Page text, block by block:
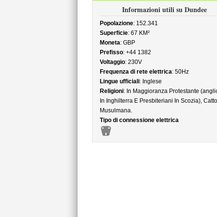
Informazioni utili su Dundee
Popolazione: 152.341
Superficie: 67 KM²
Moneta: GBP
Prefisso: +44 1382
Voltaggio: 230V
Frequenza di rete elettrica: 50Hz
Lingue ufficiali: Inglese
Religioni: In Maggioranza Protestante
In Inghilterra E Presbiteriani In Scozia),
Musulmana.
Tipo di connessione elettrica